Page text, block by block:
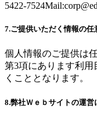
5422-7524Mail:
7.ご提供いただく情報の任
個人情報のご提供は
第3項にあります利
くこととなります。
8.弊社Ｗｅｂサイトの運営